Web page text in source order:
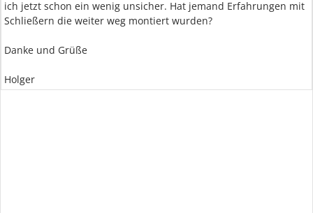
ich jetzt schon ein wenig unsicher. Hat jemand Erfahrungen mit
Schließern die weiter weg montiert wurden?
Danke und Grüße
Holger